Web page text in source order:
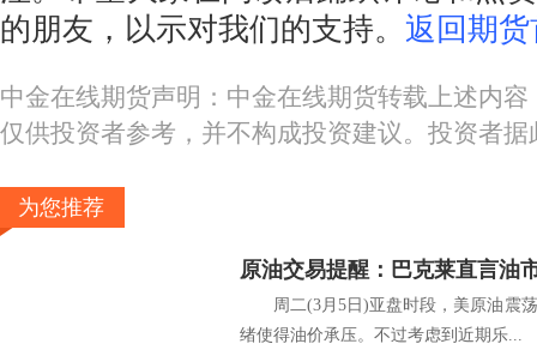
的朋友，以示对我们的支持。 返回期
中金在线期货声明：中金在线期货转载上述内
仅供投资者参考，并不构成投资建议。投资者
为您推荐
周二(3月5日)亚盘时段，美原油震荡
绪使得油价承压。不过考虑到近期乐...